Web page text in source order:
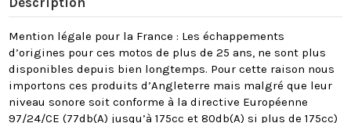
Mention légale pour la France : Les échappements
d’origines pour ces motos de plus de 25 ans, ne sont plus
disponibles depuis bien longtemps. Pour cette raison nous
importons ces produits d’Angleterre mais malgré que leur
niveau sonore soit conforme à la directive Européenne
97/24/CE (77db(A) jusqu’à 175cc et 80db(A) si plus de 175cc)